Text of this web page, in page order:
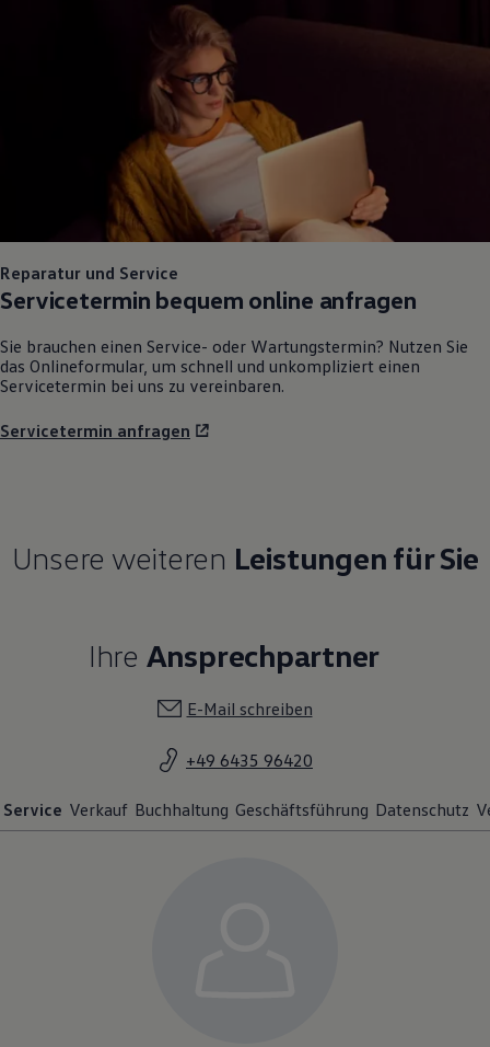
75 Jahre Bulli Jubiläum
Bulli Magazin
Fahrzeugabholung ab Werk
Reparatur und Service
Servicetermin bequem online anfragen
Sie brauchen einen Service- oder Wartungstermin? Nutzen Sie
das Onlineformular, um schnell und unkompliziert einen
Servicetermin bei uns zu vereinbaren.
Servicetermin anfragen
Unsere weiteren Leistungen für Sie
Ihre Ansprechpartner
E-Mail schreiben
+49 6435 96420
Service Verkauf Buchhaltung Geschäftsführung Datenschutz